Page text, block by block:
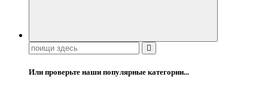
Поиск:
Или проверьте наши популярные категории...